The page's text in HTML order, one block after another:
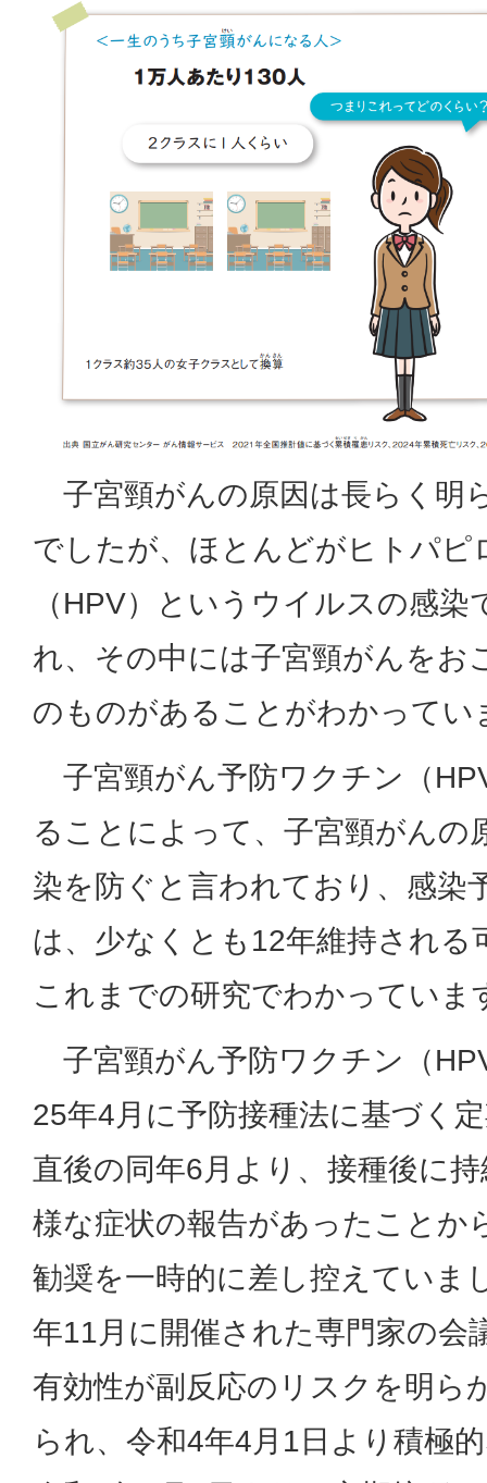
子宮頸がんの原因は長らく明
でしたが、ほとんどがヒトパピ
（HPV）というウイルスの感
れ、その中には子宮頸がんをお
のものがあることがわかってい
子宮頸がん予防ワクチン（
ることによって、子宮頸がんの
染を防ぐと言われており、感染
は、少なくとも12年維持される
これまでの研究でわかっていま
子宮頸がん予防ワクチン（
25年4月に予防接種法に基づく
直後の同年6月より、接種後に
様な症状の報告があったことか
勧奨を一時的に差し控えていま
年11月に開催された専門家の会
有効性が副反応のリスクを明ら
られ、令和4年4月1日より積極